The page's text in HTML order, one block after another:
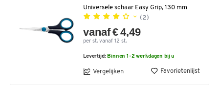
Universele schaar Easy Grip, 130 mm
(2)
vanaf € 4,49
per st. vanaf 12 st.
Levertijd: Binnen 1-2 werkdagen bij u
Vergelijken Favorietenlijst